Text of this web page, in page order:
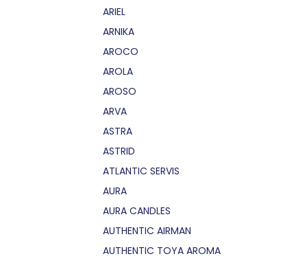
ARIEL
ARNIKA
AROCO
AROLA
AROSO
ARVA
ASTRA
ASTRID
ATLANTIC SERVIS
AURA
AURA CANDLES
AUTHENTIC AIRMAN
AUTHENTIC TOYA AROMA